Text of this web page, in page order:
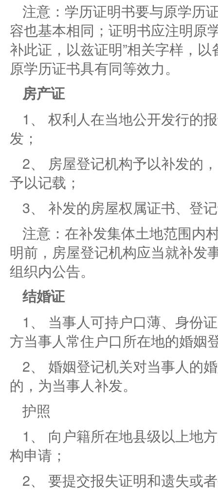
注意：学历证明书要与原学历
容也基本相同；证明书应注明原
补此证，以兹证明”相关字样，
原学历证书具有同等效力。
房产证
1、 权利人在当地公开发行的
发；
2、 房屋登记机构予以补发的
予以记载；
3、 补发的房屋权属证书、登
注意：在补发集体土地范围内
明前，房屋登记机构应当就补发
组织内公告。
结婚证
1、 当事人可持户口薄、身份
方当事人常住户口所在地的婚姻
2、 婚姻登记机关对当事人的
的，为当事人补发。
护照
1、 向户籍所在地县级以上地
构申请；
2、 要提交报失证明和遗失或